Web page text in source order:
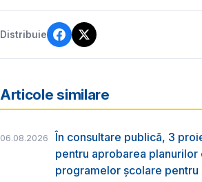
Distribuie
Articole similare
06.08.2026
În consultare publică, 3
pentru aprobarea planurilor
programelor școlare